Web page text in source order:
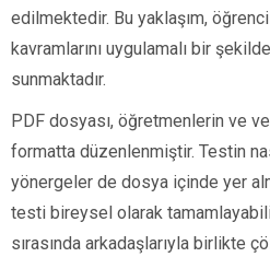
edilmektedir. Bu yaklaşım,
kavramlarını uygulamalı bir
sunmaktadır.
PDF dosyası, öğretmenlerin ve
formatta düzenlenmiştir. Testin
yönergeler de dosya içinde yer
testi bireysel olarak
sırasında arkadaşlarıyla birlikte